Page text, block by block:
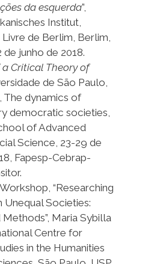
da esquerda”,
Institut,
de Berlim, Berlim,
de junho de 2018.
a Critical Theory of
de São Paulo,
The dynamics of
democratic societies,
of Advanced
Science, 23-29 de
Fapesp-Cebrap-
“Researching
Unequal Societies:
Maria Sybilla
Centre for
in the Humanities